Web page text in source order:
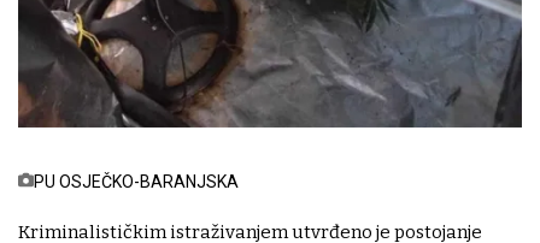
PU OSJEČKO-BARANJSKA
Kriminalističkim istraživanjem utvrđeno je postojanje